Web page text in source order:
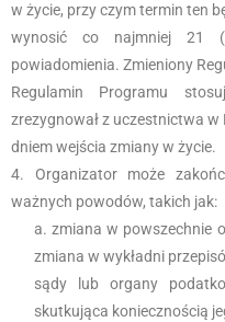
w życie, przy czym termin ten
wynosić co najmniej 21
powiadomienia. Zmieniony
Regulamin Programu
zrezygnował z uczestnictwa w
dniem wejścia zmiany w życie.
Organizator może
ważnych powodów, takich jak:
zmiana w powszechnie
zmiana w wykładni
sądy lub organy
skutkująca koniecznością